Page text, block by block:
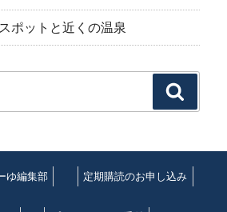
ポットと近くの温泉
索
ゆ編集部 定期購読のお申し込み